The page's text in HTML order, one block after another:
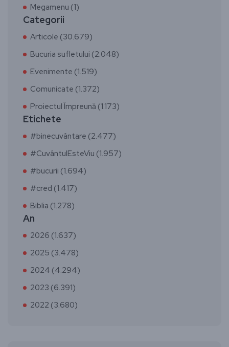
Megamenu (1)
Categorii
Articole (30.679)
Bucuria sufletului (2.048)
Evenimente (1.519)
Comunicate (1.372)
Proiectul Împreună (1.173)
Etichete
#binecuvântare (2.477)
#CuvântulEsteViu (1.957)
#bucurii (1.694)
#cred (1.417)
Biblia (1.278)
An
2026 (1.637)
2025 (3.478)
2024 (4.294)
2023 (6.391)
2022 (3.680)